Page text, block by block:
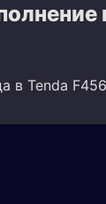
в Tenda F456